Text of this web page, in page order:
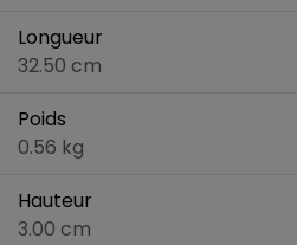
Longueur
32.50 cm
Poids
0.56 kg
Hauteur
3.00 cm